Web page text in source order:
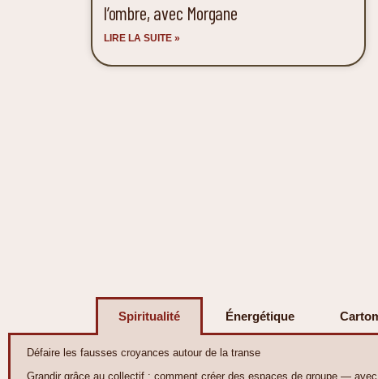
l’ombre, avec Morgane
LIRE LA SUITE »
Spiritualité Énergétique
Défaire les fausses croyances autour de la transe
Grandir grâce au collectif : comment créer des espaces de groupe —